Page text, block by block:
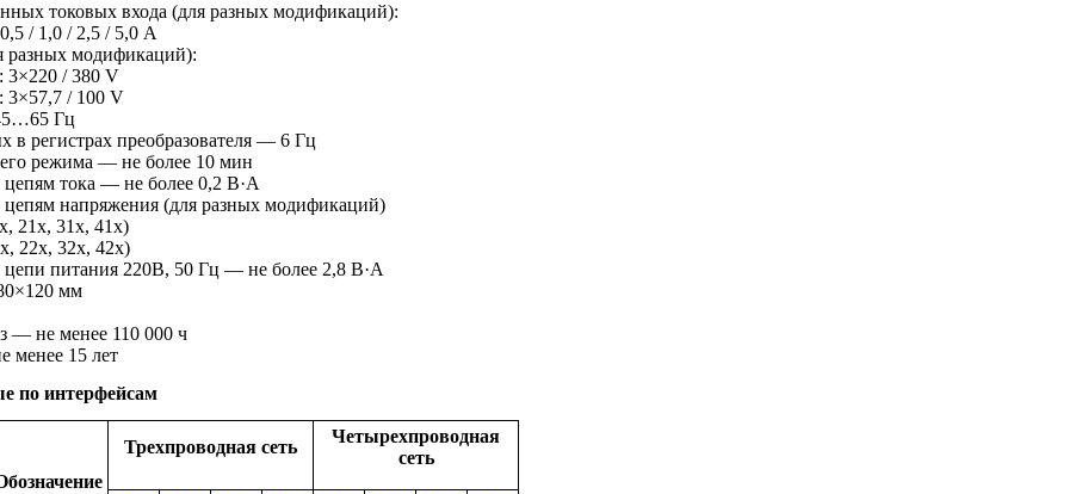
токовых входа (для разных модификаций):
/ 1,0 / 2,5 / 5,0 А
разных модификаций):
3×220 / 380 V
3×57,7 / 100 V
Гц
в регистрах преобразователя — 6 Гц
режима — не более 10 мин
тока — не более 0,2 В·А
напряжения (для разных модификаций)
21х, 31х, 41х)
22х, 32х, 42х)
питания 220В, 50 Гц — не более 2,8 В·А
мм
— не менее 110 000 ч
менее 15 лет
по интерфейсам
Трехпроводная сеть
Четырехпроводная
сеть